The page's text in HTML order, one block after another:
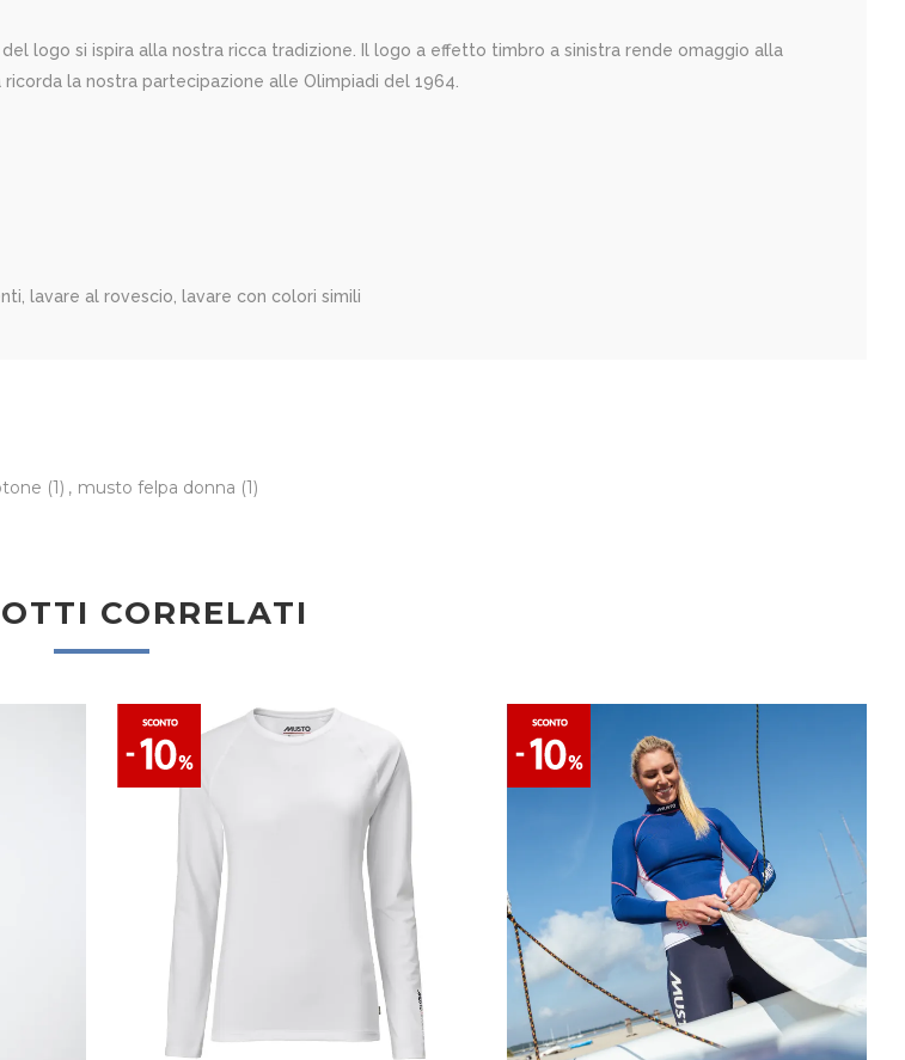
logo si ispira alla nostra ricca tradizione. Il logo a effetto timbro a sinistra rende omaggio alla
la nostra partecipazione alle Olimpiadi del 1964.
lavare al rovescio, lavare con colori simili
(1) , musto felpa donna (1)
CORRELATI